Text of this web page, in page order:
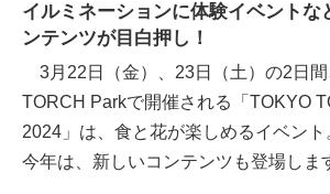
イルミネーションに体験イベントな
ンテンツが目白押し！
3月22日（金）、23日（土）の2日
TORCH Parkで開催される「TOKYO
2024」は、食と花が楽しめるイベン
今年は、新しいコンテンツも登場しま